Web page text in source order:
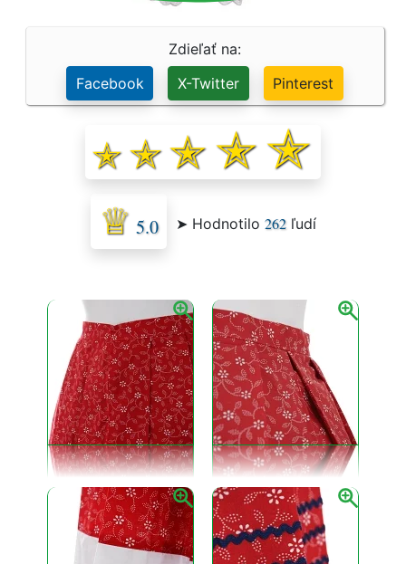
Zdieľať na:
Facebook
X-Twitter Pinterest
5.0 ➤ Hodnotilo 262ľudí